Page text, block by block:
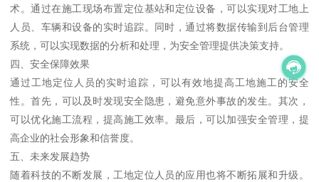
术。通过在施工现场布置定位基站和定位设备，可以实现对工地上
人员、车辆和设备的实时追踪。同时，通过将数据传输到后台管理
系统，可以实现数据的分析和处理，为安全管理提供决策支持。
四、安全保障效果
通过工地定位人员的实时追踪，可以有效地提高工地施工的安全
性。首先，可以及时发现安全隐患，避免意外事故的发生。其次，
可以优化施工流程，提高施工效率。最后，可以加强安全管理，提
高企业的社会形象和信誉度。
五、未来发展趋势
随着科技的不断发展，工地定位人员的应用也将不断拓展和升级。